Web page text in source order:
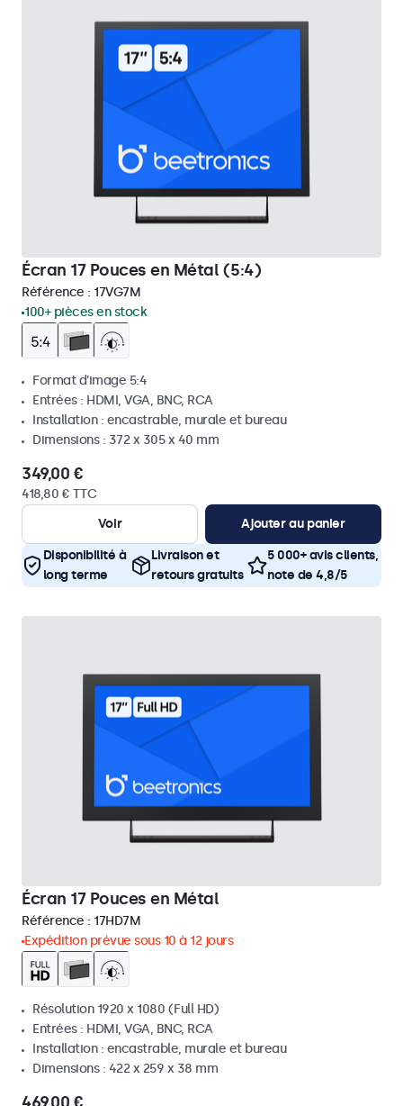
Écran 17 Pouces en Métal (5:4)
Référence : 17VG7M
100+ pièces en stock
Format d'image 5:4
Entrées : HDMI, VGA, BNC, RCA
Installation : encastrable, murale et bureau
Dimensions : 372 x 305 x 40 mm
349,00 €
418,80 € TTC
Voir
Ajouter au panier
Disponibilité à
long terme
Livraison et
retours gratuits
5 000+ avis clients,
note de 4,8/5
Écran 17 Pouces en Métal
Référence : 17HD7M
Expédition prévue sous 10 à 12 jours
Résolution 1920 x 1080 (Full HD)
Entrées : HDMI, VGA, BNC, RCA
Installation : encastrable, murale et bureau
Dimensions : 422 x 259 x 38 mm